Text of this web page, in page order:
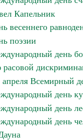
Капельник
весеннего
поэзии
день
апреля Всемирный
день
день
день